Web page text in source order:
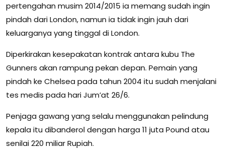
pertengahan musim 2014/2015 ia memang sudah ingin
pindah dari London, namun ia tidak ingin jauh dari
keluarganya yang tinggal di London.
Diperkirakan kesepakatan kontrak antara kubu The
Gunners akan rampung pekan depan. Pemain yang
pindah ke Chelsea pada tahun 2004 itu sudah menjalani
tes medis pada hari Jum’at 26/6.
Penjaga gawang yang selalu menggunakan pelindung
kepala itu dibanderol dengan harga 11 juta Pound atau
senilai 220 miliar Rupiah.